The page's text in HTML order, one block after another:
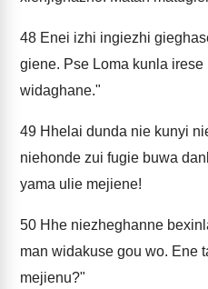
48 Enei izhi ingiezhi
giene. Pse Loma kunla
widaghane."
49 Hhelai dunda nie kunyi
niehonde zui fugie buwa
yama ulie mejiene!
50 Hhe niezheghanne
man widakuse gou wo. Ene
mejienu?"